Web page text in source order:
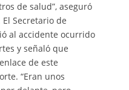
de salud”, aseguró
Secretario de
al accidente ocurrido
y señaló que
de este
“Eran unos